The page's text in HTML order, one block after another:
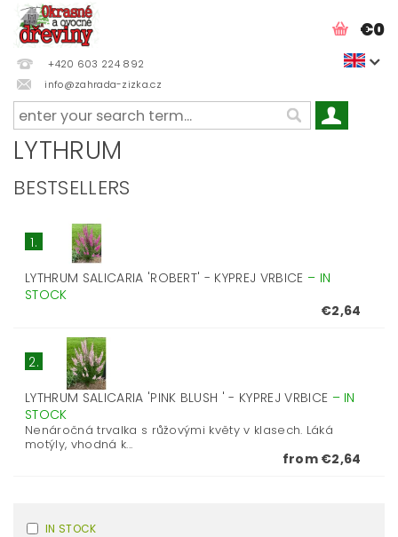
+420 603 224 892
info@zahrada-zizka.cz
€0
LYTHRUM
BESTSELLERS
1.
LYTHRUM SALICARIA 'ROBERT' - KYPREJ VRBICE – IN
STOCK
€2,64
2.
LYTHRUM SALICARIA 'PINK BLUSH ' - KYPREJ VRBICE – IN
STOCK
Nenáročná trvalka s růžovými květy v klasech. Láká
motýly, vhodná k...
from €2,64
IN STOCK